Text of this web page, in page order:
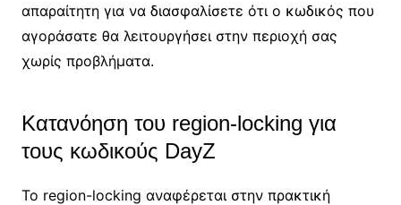
απαραίτητη για να διασφαλίσετε ότι ο κωδικός που
αγοράσατε θα λειτουργήσει στην περιοχή σας
χωρίς προβλήματα.
Κατανόηση του region-locking για
τους κωδικούς DayZ
Το region-locking αναφέρεται στην πρακτική